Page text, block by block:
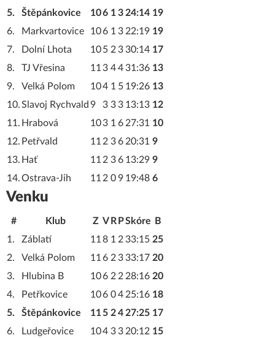
5.
Štěpánkovice 106 13 24:14 19
6.
Markvartovice 106 1 3 22:19 19
7.
Dolní Lhota 105 2330:14 17
8.
TJ Vřesina 11 3 4431:36 13
9.
Velká Polom 104 1 5 19:26 13
10.Slavoj Rychvald 9 3 33 13:13 12
11. Hrabová 103 1 6 27:31 10
12. Petřvald 11 2 36 20:31 9
13. Hať 11 2 36 13:29 9
14.Ostrava-Jih 11 2 0 9 19:48 6
Venku
# Klub Z V R PSkóre
B
1.
Záblatí 11 8 1 233:15 25
2.
Velká Polom 11 6 2333:17 20
3.
Hlubina B 106 2 2 28:16 20
4.
Petřkovice 106 04 25:16 18
5.
Štěpánkovice 115 24 27:25 17
6.
Ludgeřovice 104 33 20:12 15